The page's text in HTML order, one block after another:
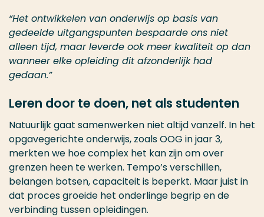
“Het ontwikkelen van onderwijs op basis van
gedeelde uitgangspunten bespaarde ons niet
alleen tijd, maar leverde ook meer kwaliteit op dan
wanneer elke opleiding dit afzonderlijk had
gedaan.”
Leren door te doen, net als studenten
Natuurlijk gaat samenwerken niet altijd vanzelf. In het
opgavegerichte onderwijs, zoals OOG in jaar 3,
merkten we hoe complex het kan zijn om over
grenzen heen te werken. Tempo’s verschillen,
belangen botsen, capaciteit is beperkt. Maar juist in
dat proces groeide het onderlinge begrip en de
verbinding tussen opleidingen.